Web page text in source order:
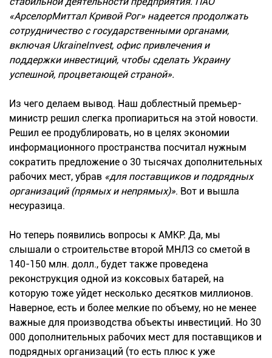
«АрселорМиттал Кривой Рог» надеется продолжать
сотрудничество с государственными органами,
включая UkraineInvest, офис привлечения и
поддержки инвестиций, чтобы сделать Украину
успешной, процветающей страной».
Из чего делаем вывод. Наш доблестный премьер-
министр решил слегка пропиариться на этой новости.
Решил ее продублировать, но в целях экономии
информационного пространства посчитал нужным
сократить предложение о 30 тысячах дополнительных
рабочих мест, убрав «для поставщиков и подрядных
организаций (прямых и непрямых)». Вот и вышла
несуразица.
Но теперь появились вопросы к АМКР. Да, мы
слышали о строительстве второй МНЛЗ со сметой в
140-150 млн. долл., будет также проведена
реконструкция одной из коксовых батарей, на
которую тоже уйдет несколько десятков миллионов.
Наверное, есть и более мелкие по объему, но не менее
важные для производства объекты инвестиций. Но 30
000 дополнительных рабочих мест для поставщиков и
подрядных организаций (то есть плюс к уже